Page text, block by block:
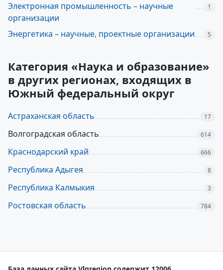
Электронная промышленность – научные
организации
1
Энергетика – научные, проектные организации 5
Категория «Наука и образование»
в других регионах, входящих в
Южный федеральный округ
Астраханская область 17
Волгоградская область 614
Краснодарский край 666
Республика Адыгея 8
Республика Калмыкия 3
Ростовская область 784